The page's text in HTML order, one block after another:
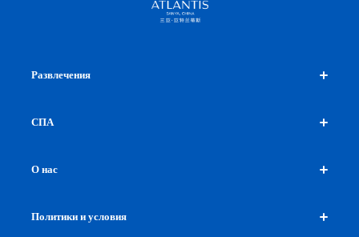
Развлечения
Шопинг
Достопримечательности рядом
СПА
AHAVA SPA
О нас
Контакты
Политики и условия